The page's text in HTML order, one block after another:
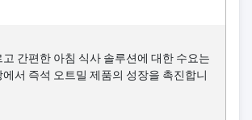
고 간편한 아침 식사 솔루션에 대한 수요는
에서 즉석 오트밀 제품의 성장을 촉진합니